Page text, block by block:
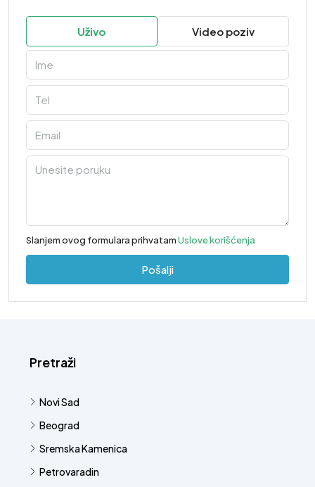
Uživo Video poziv
Slanjem ovog formulara prihvatamUslove korišćenja
Pošalji
Pretraži
Novi Sad
Beograd
Sremska Kamenica
Petrovaradin